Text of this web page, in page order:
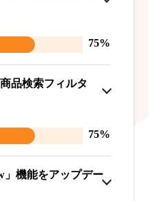
75%
品検索フィルタ
75%
」機能をアップデー